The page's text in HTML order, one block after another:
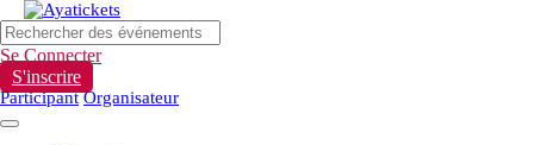
Se Connecter
S'inscrire
Participant Organisateur